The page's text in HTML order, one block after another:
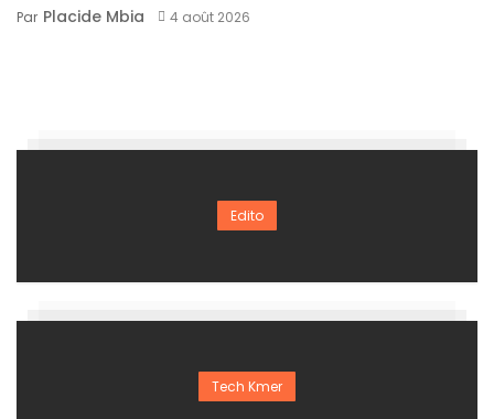
Par Placide Mbia 4 août 2026
Edito
Tech Kmer